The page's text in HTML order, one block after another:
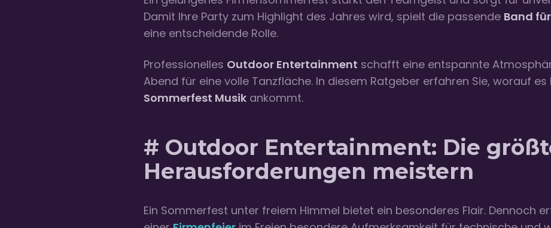
Damit Ihre Party zum Highlight des Jahres wird, spielt die passende Band
eine entscheidende Rolle.
Professionelles Outdoor Entertainment schafft eine entspannte
Abend für eine volle Tanzfläche. In diesem Ratgeber erfahren Sie, worauf es
Sommerfest Musik ankommt.
# Outdoor Entertainment: Die
Herausforderungen meistern
Ein Sommerfest unter freiem Himmel bietet ein besonderes Flair. Dennoch